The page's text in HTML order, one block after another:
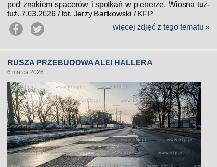
pod znakiem spacerów i spotkań w plenerze. Wiosna tuż-
tuż. 7.03.2026 / fot. Jerzy Bartkowski / KFP
więcej zdjęć z tego tematu »
RUSZA PRZEBUDOWA ALEI HALLERA
6 marca 2026